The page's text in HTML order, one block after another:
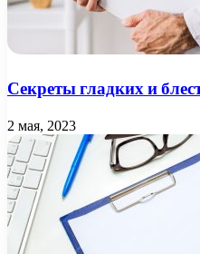
Секреты гладких и
2 мая, 2023